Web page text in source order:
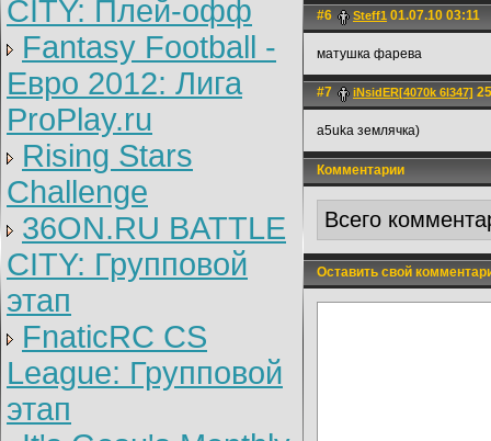
CITY: Плей-офф
Fantasy Football -
Евро 2012: Лига
ProPlay.ru
Rising Stars
Challenge
36ON.RU BATTLE
CITY: Групповой
этап
FnaticRC CS
League: Групповой
этап
#6 Steff1 01.07.10 03:11
матушка фарева
#7 iNsidER[4070k 6l347]
a5uka землячка)
Комментарии
Всего
Оставить свой